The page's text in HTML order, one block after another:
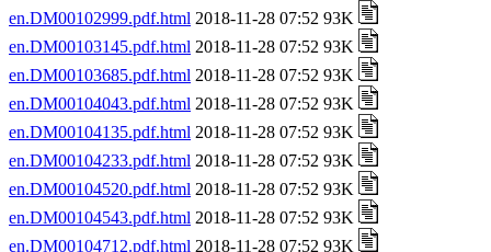
en.DM00102999.pdf.html 2018-11-28 07:52 93K
en.DM00103145.pdf.html 2018-11-28 07:52 93K
en.DM00103685.pdf.html 2018-11-28 07:52 93K
en.DM00104043.pdf.html 2018-11-28 07:52 93K
en.DM00104135.pdf.html 2018-11-28 07:52 93K
en.DM00104233.pdf.html 2018-11-28 07:52 93K
en.DM00104520.pdf.html 2018-11-28 07:52 93K
en.DM00104543.pdf.html 2018-11-28 07:52 93K
en.DM00104712.pdf.html 2018-11-28 07:52 93K